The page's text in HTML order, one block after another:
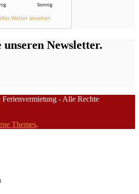
Sonnig
Wetter ansehen
Newsletter.
- Alle Rechte
Themes.